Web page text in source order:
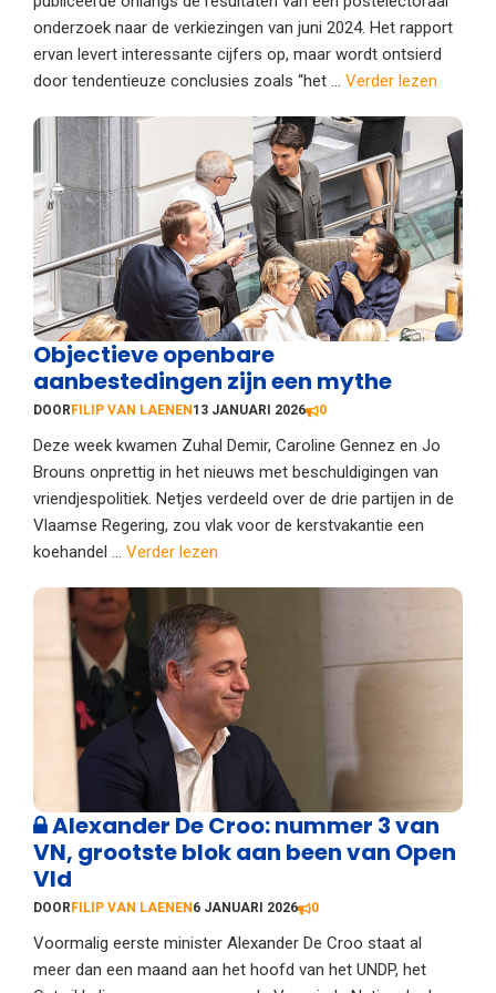
onderzoek naar de verkiezingen van juni 2024. Het rapport
ervan levert interessante cijfers op, maar wordt ontsierd
door tendentieuze conclusies zoals “het ... Verder lezen
Objectieve openbare
aanbestedingen zijn een mythe
DOOR FILIP VAN LAENEN 13 JANUARI 2026 0
Deze week kwamen Zuhal Demir, Caroline Gennez en Jo
Brouns onprettig in het nieuws met beschuldigingen van
vriendjespolitiek. Netjes verdeeld over de drie partijen in de
Vlaamse Regering, zou vlak voor de kerstvakantie een
koehandel ... Verder lezen
Alexander De Croo: nummer 3 van
VN, grootste blok aan been van Open
Vld
DOOR FILIP VAN LAENEN 6 JANUARI 2026 0
Voormalig eerste minister Alexander De Croo staat al
meer dan een maand aan het hoofd van het UNDP, het